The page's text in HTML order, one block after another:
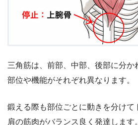
三角筋は、前部、中部、後部に分か
部位や機能がそれぞれ異なります。
鍛える際も部位ごとに動きを分けて
肩の筋肉がバランス良く発達します。